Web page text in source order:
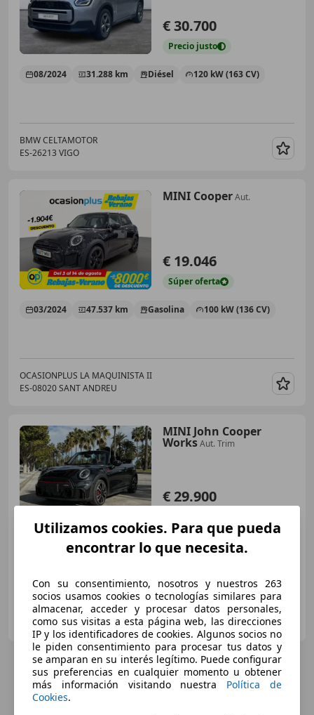
€ 30.700
Precio justo
08/2024 31.288 km Diésel 120 kW (163 CV)
BMW CELTAMOTOR
ES-26213 VIGO
MINI CooperAut.
€ 19.046
Súperoferta
03/2024 47.537 km Gasolina 100 kW (136 CV)
OCASIONPLUS LA MAQUINISTA II
ES-08020 SANT ANDREU
MINI John Cooper
WorksAut. Trim
€ 29.900
43.531 km Gasolina 170 kW (231 CV)
Particular
ES-29660 Marbella
Utilizamos cookies. Para que pueda
encontrar lo que necesita.
Con su consentimiento, nosotros y nuestros 263
socios usamos cookies o tecnologías similares para
almacenar, acceder y procesar datos personales,
como sus visitas a esta página web, las direcciones
IP y los identificadores de cookies. Algunos socios no
le piden consentimiento para procesar tus datos y
se amparan en su interés legítimo. Puede configurar
sus preferencias en cualquier momento u obtener
más información visitando nuestra Política de
Cookies.